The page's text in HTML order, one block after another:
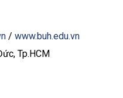
/ www.buh.edu.vn
Tp.HCM